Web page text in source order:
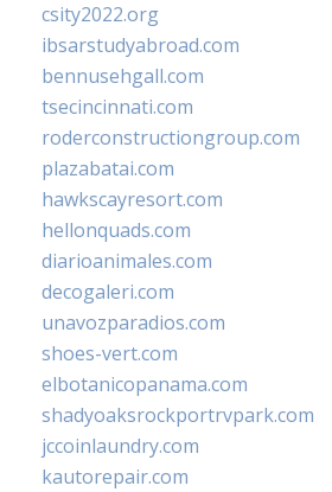
csity2022.org
ibsarstudyabroad.com
bennusehgall.com
tsecincinnati.com
roderconstructiongroup.com
plazabatai.com
hawkscayresort.com
hellonquads.com
diarioanimales.com
decogaleri.com
unavozparadios.com
shoes-vert.com
elbotanicopanama.com
shadyoaksrockportrvpark.com
jccoinlaundry.com
kautorepair.com